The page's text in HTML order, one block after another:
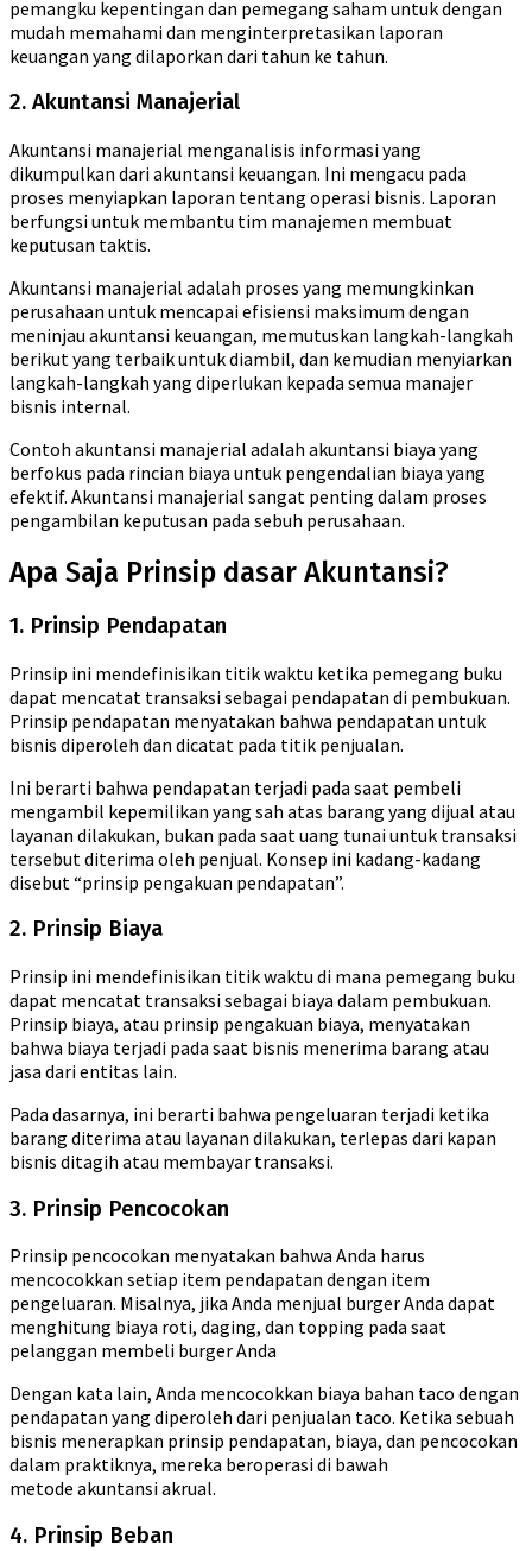
pemangku kepentingan dan pemegang saham untuk dengan
mudah memahami dan menginterpretasikan laporan
keuangan yang dilaporkan dari tahun ke tahun.
2. Akuntansi Manajerial
Akuntansi manajerial menganalisis informasi yang
dikumpulkan dari akuntansi keuangan. Ini mengacu pada
proses menyiapkan laporan tentang operasi bisnis. Laporan
berfungsi untuk membantu tim manajemen membuat
keputusan taktis.
Akuntansi manajerial adalah proses yang memungkinkan
perusahaan untuk mencapai efisiensi maksimum dengan
meninjau akuntansi keuangan, memutuskan langkah-langkah
berikut yang terbaik untuk diambil, dan kemudian menyiarkan
langkah-langkah yang diperlukan kepada semua manajer
bisnis internal.
Contoh akuntansi manajerial adalah akuntansi biaya yang
berfokus pada rincian biaya untuk pengendalian biaya yang
efektif. Akuntansi manajerial sangat penting dalam proses
pengambilan keputusan pada sebuh perusahaan.
Apa Saja Prinsip dasar Akuntansi?
1. Prinsip Pendapatan
Prinsip ini mendefinisikan titik waktu ketika pemegang buku
dapat mencatat transaksi sebagai pendapatan di pembukuan.
Prinsip pendapatan menyatakan bahwa pendapatan untuk
bisnis diperoleh dan dicatat pada titik penjualan.
Ini berarti bahwa pendapatan terjadi pada saat pembeli
mengambil kepemilikan yang sah atas barang yang dijual atau
layanan dilakukan, bukan pada saat uang tunai untuk transaksi
tersebut diterima oleh penjual. Konsep ini kadang-kadang
disebut “prinsip pengakuan pendapatan”.
2. Prinsip Biaya
Prinsip ini mendefinisikan titik waktu di mana pemegang buku
dapat mencatat transaksi sebagai biaya dalam pembukuan.
Prinsip biaya, atau prinsip pengakuan biaya, menyatakan
bahwa biaya terjadi pada saat bisnis menerima barang atau
jasa dari entitas lain.
Pada dasarnya, ini berarti bahwa pengeluaran terjadi ketika
barang diterima atau layanan dilakukan, terlepas dari kapan
bisnis ditagih atau membayar transaksi.
3. Prinsip Pencocokan
Prinsip pencocokan menyatakan bahwa Anda harus
mencocokkan setiap item pendapatan dengan item
pengeluaran. Misalnya, jika Anda menjual burger Anda dapat
menghitung biaya roti, daging, dan topping pada saat
pelanggan membeli burger Anda
Dengan kata lain, Anda mencocokkan biaya bahan taco dengan
pendapatan yang diperoleh dari penjualan taco. Ketika sebuah
bisnis menerapkan prinsip pendapatan, biaya, dan pencocokan
dalam praktiknya, mereka beroperasi di bawah
metode akuntansi akrual.
4. Prinsip Beban